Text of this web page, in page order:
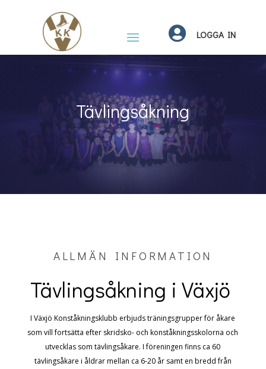
 LOGGA IN
Tävlingsåkning
ALLMÄN INFORMATION
Tävlingsåkning i Växjö
I Växjö Konståkningsklubb erbjuds träningsgrupper för åkare
som vill fortsätta efter skridsko- och konståkningsskolorna och
utvecklas som tävlingsåkare. I föreningen finns ca 60
tävlingsåkare i åldrar mellan ca 6-20 år samt en bredd från